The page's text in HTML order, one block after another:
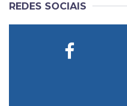
REDES SOCIAIS